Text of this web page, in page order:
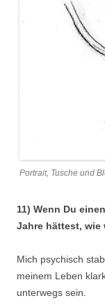
Portrait, Tusche und
11) Wenn Du
Jahre hättest, wie
Mich psychisch
meinem Leben
unterwegs sein.